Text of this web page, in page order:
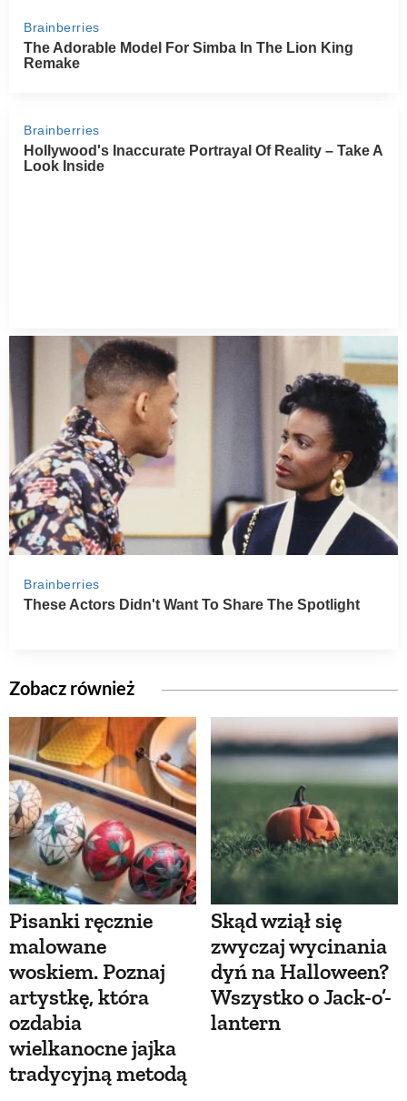
Zobacz również
Pisanki ręcznie
malowane
woskiem. Poznaj
artystkę, która
ozdabia
wielkanocne jajka
tradycyjną metodą
Skąd wziął się
zwyczaj wycinania
dyń na Halloween?
Wszystko o Jack-o’-
lantern